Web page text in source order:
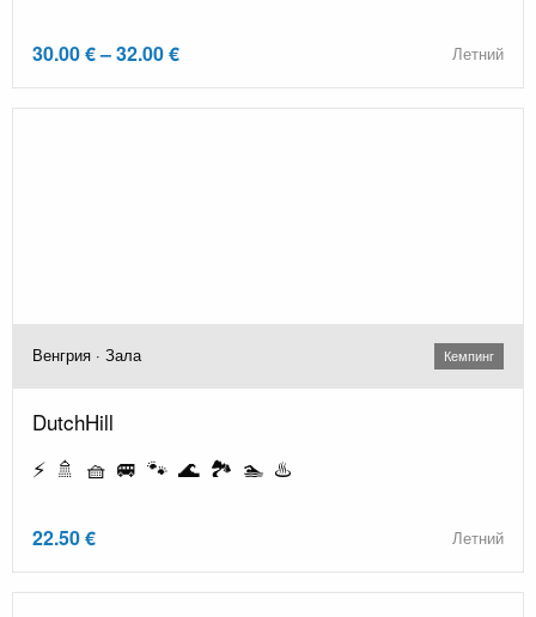
30.00 € – 32.00 € Летний
Венгрия · Зала Кемпинг
DutchHill
⚡ 🚿 🧺 🚐 🐾 🌊 🏞️ 🏊 ♨️
22.50 € Летний